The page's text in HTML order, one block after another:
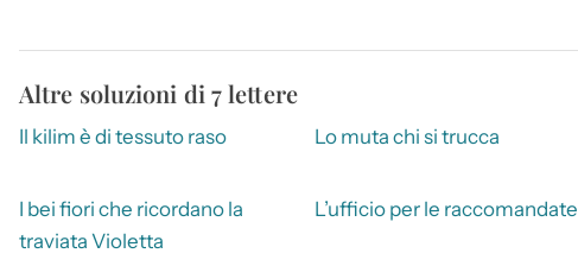
Altre soluzioni di 7 lettere
Il kilim è di tessuto raso Lo muta chi si trucca
I bei fiori che ricordano la
traviata Violetta
L’ufficio per le raccomandate